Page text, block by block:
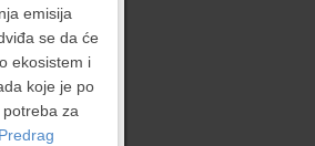
emisija
se da će
ekosistem i
koje je po
za